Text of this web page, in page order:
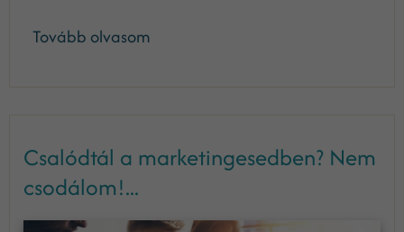
Tovább olvasom
Csalódtál a marketingesedben? Nem
csodálom!...